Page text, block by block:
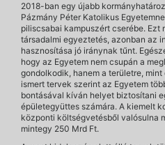
2018-ban egy újabb
Pázmány Péter Katolikus
piliscsabai kampuszért cserébe. Ezt
társadalmi egyeztetés, azonban az
hasznosítása jó iránynak tűnt.
hogy az Egyetem nem csupán a
gondolkodik, hanem a területre,
ismert tervek szerint az Egyetem
bontásával kíván helyet biztosítani
épületegyüttes számára. A kiemelt
központi költségvetésből valósulna
mintegy 250 Mrd Ft.